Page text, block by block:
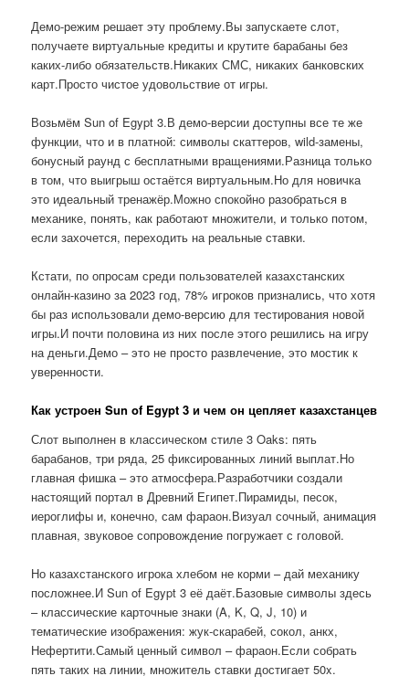
Демо-режим решает эту проблему.Вы запускаете слот,
получаете виртуальные кредиты и крутите барабаны без
каких-либо обязательств.Никаких СМС, никаких банковских
карт.Просто чистое удовольствие от игры.
Возьмём Sun of Egypt 3.В демо-версии доступны все те же
функции, что и в платной: символы скаттеров, wild-замены,
бонусный раунд с бесплатными вращениями.Разница только
в том, что выигрыш остаётся виртуальным.Но для новичка
это идеальный тренажёр.Можно спокойно разобраться в
механике, понять, как работают множители, и только потом,
если захочется, переходить на реальные ставки.
Кстати, по опросам среди пользователей казахстанских
онлайн-казино за 2023 год, 78% игроков признались, что хотя
бы раз использовали демо-версию для тестирования новой
игры.И почти половина из них после этого решились на игру
на деньги.Демо – это не просто развлечение, это мостик к
уверенности.
Как устроен Sun of Egypt 3 и чем он цепляет казахстанцев
Слот выполнен в классическом стиле 3 Oaks: пять
барабанов, три ряда, 25 фиксированных линий выплат.Но
главная фишка – это атмосфера.Разработчики создали
настоящий портал в Древний Египет.Пирамиды, песок,
иероглифы и, конечно, сам фараон.Визуал сочный, анимация
плавная, звуковое сопровождение погружает с головой.
Но казахстанского игрока хлебом не корми – дай механику
посложнее.И Sun of Egypt 3 её даёт.Базовые символы здесь
– классические карточные знаки (A, K, Q, J, 10) и
тематические изображения: жук-скарабей, сокол, анкх,
Нефертити.Самый ценный символ – фараон.Если собрать
пять таких на линии, множитель ставки достигает 50x.